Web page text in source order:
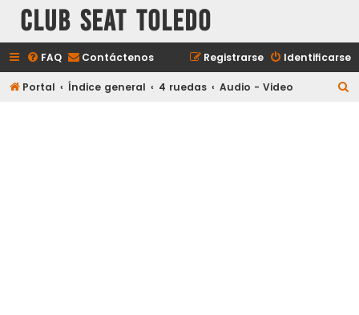
Club Seat Toledo
FAQ Contáctenos Identificarse
Registrarse
Portal Índice general 4 ruedas Audio - Video